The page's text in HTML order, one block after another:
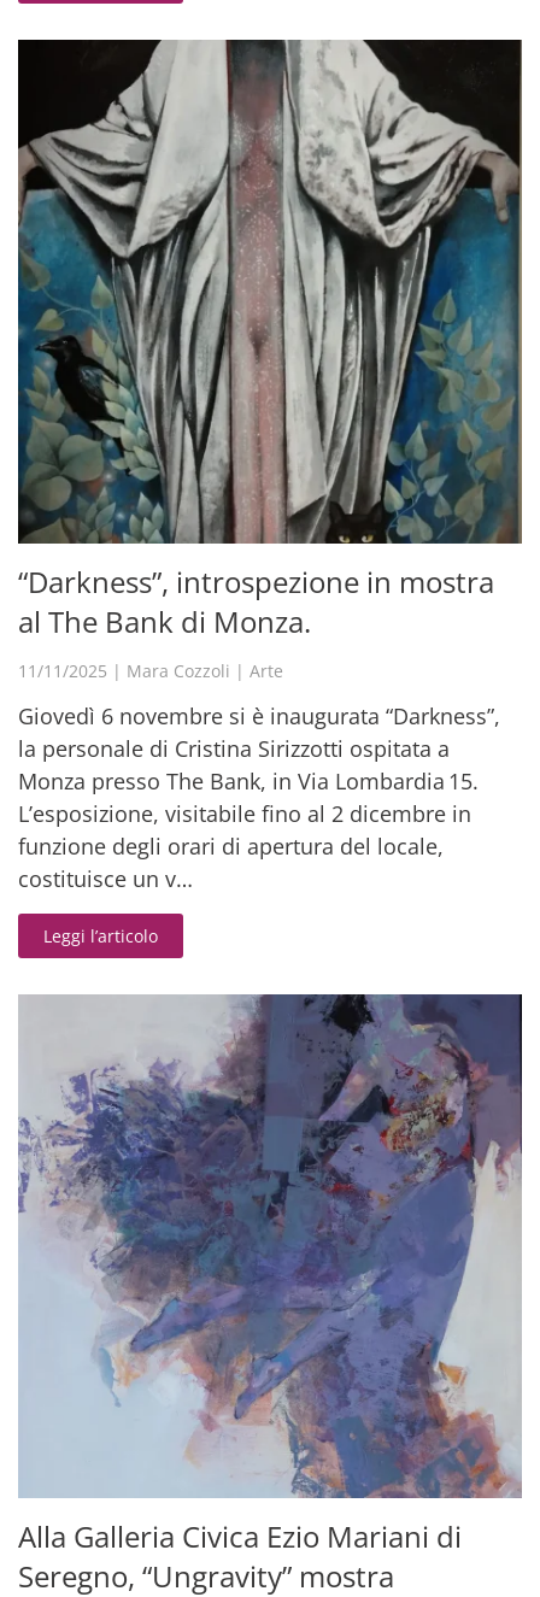
“Darkness”, introspezione in mostra
al The Bank di Monza.
11/11/2025 | Mara Cozzoli | Arte
Giovedì 6 novembre si è inaugurata “Darkness”,
la personale di Cristina Sirizzotti ospitata a
Monza presso The Bank, in Via Lombardia 15.
L’esposizione, visitabile fino al 2 dicembre in
funzione degli orari di apertura del locale,
costituisce un v…
Leggi l’articolo
Alla Galleria Civica Ezio Mariani di
Seregno, “Ungravity” mostra